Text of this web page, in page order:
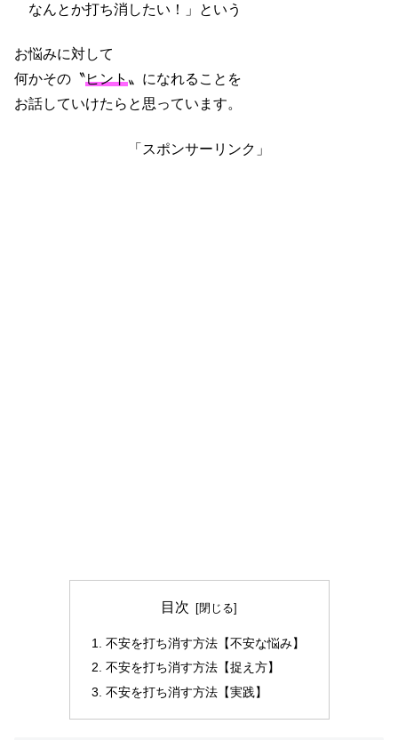
なんとか打ち消したい！」という
お悩みに対して
何かその〝ヒント〟になれることを
お話していけたらと思っています。
「スポンサーリンク」
目次
不安を打ち消す方法【不安な悩み】
不安を打ち消す方法【捉え方】
不安を打ち消す方法【実践】